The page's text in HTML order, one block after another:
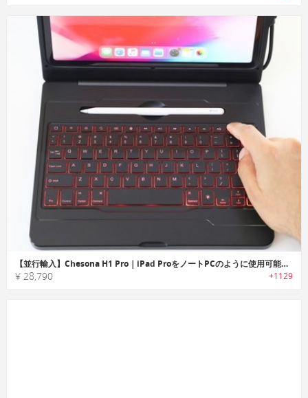
【並行輸入】Chesona H1 Pro｜iPad ProをノートPCのように使用可能な5-in-1ハブキーボード「チェソーナ」
¥ 28,790 +1129